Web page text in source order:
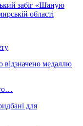
забіг «Шаную
області
відзначено медаллю
для